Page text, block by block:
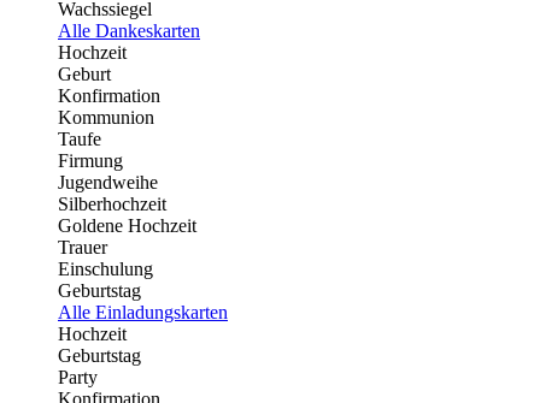
Wachssiegel
Alle Dankeskarten
Hochzeit
Geburt
Konfirmation
Kommunion
Taufe
Firmung
Jugendweihe
Silberhochzeit
Goldene Hochzeit
Trauer
Einschulung
Geburtstag
Alle Einladungskarten
Hochzeit
Geburtstag
Party
Konfirmation